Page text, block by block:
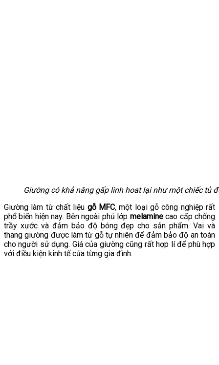
Giường có khả năng gấp linh hoat lại như một chiếc tủ
Giường làm từ chất liệu gỗ MFC, một loại gỗ công nghiệp rất
phổ biến hiện nay. Bên ngoài phủ lớp melaminecao cấp chống
trầy xước và đảm bảo độ bóng đẹp cho sản phẩm. Vai và
thang giường được làm từ gỗ tự nhiên để đảm bảo độ an toàn
cho người sử dụng. Giá của giường cũng rất hợp lí để phù hợp
với điều kiện kinh tế của từng gia đình.